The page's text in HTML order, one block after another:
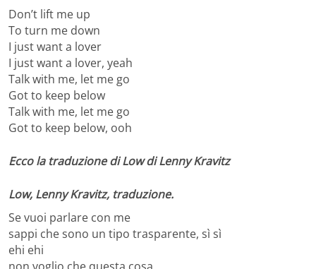
Don’t lift me up
To turn me down
I just want a lover
I just want a lover, yeah
Talk with me, let me go
Got to keep below
Talk with me, let me go
Got to keep below, ooh
Ecco la traduzione di Low di Lenny Kravitz
Low, Lenny Kravitz, traduzione.
Se vuoi parlare con me
sappi che sono un tipo trasparente, sì sì
ehi ehi
non voglio che questa cosa